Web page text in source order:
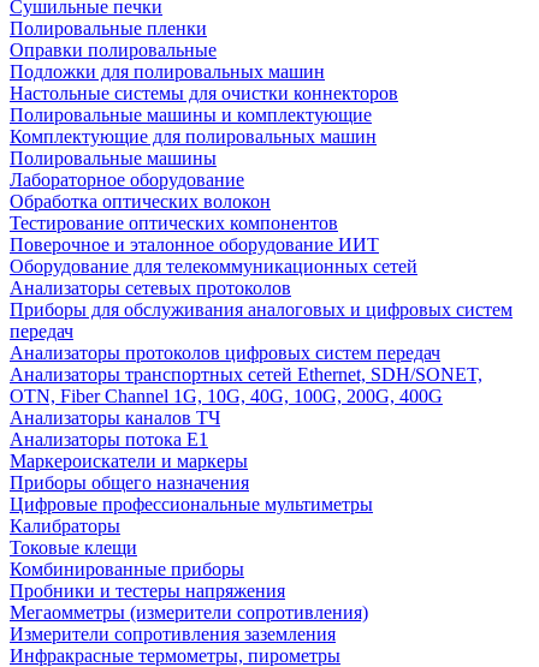
Сушильные печки
Полировальные пленки
Оправки полировальные
Подложки для полировальных машин
Настольные системы для очистки коннекторов
Полировальные машины и комплектующие
Комплектующие для полировальных машин
Полировальные машины
Лабораторное оборудование
Обработка оптических волокон
Тестирование оптических компонентов
Поверочное и эталонное оборудование ИИТ
Оборудование для телекоммуникационных сетей
Анализаторы сетевых протоколов
Приборы для обслуживания аналоговых и цифровых систем
передач
Анализаторы протоколов цифровых систем передач
Анализаторы транспортных сетей Ethernet, SDH/SONET,
OTN, Fiber Channel 1G, 10G, 40G, 100G, 200G, 400G
Анализаторы каналов ТЧ
Анализаторы потока Е1
Маркероискатели и маркеры
Приборы общего назначения
Цифровые профессиональные мультиметры
Калибраторы
Токовые клещи
Комбинированные приборы
Пробники и тестеры напряжения
Мегаомметры (измерители сопротивления)
Измерители сопротивления заземления
Инфракрасные термометры, пирометры